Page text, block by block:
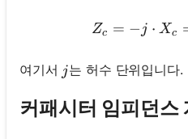
Zc = − j ⋅ Xc
여기서 j
j는 허수 단위입니다.
커패시터 임피던스